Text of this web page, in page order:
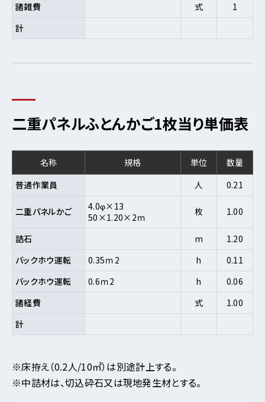
諸雑費
式
1
計
二重パネルふとんかご1枚当り単価表
名称 規格 単位
数量
普通作業員
人 0.21
二重パネルかご
4.0φ×13
50×1.20×2ｍ
枚 1.00
詰石 m
1.20
バックホウ運転
0.35ｍ2 h
0.11
バックホウ運転
0.6ｍ2 h
0.06
諸経費
式
1.00
計
※床拵え（0.2人/10㎡）は別途計上する。
※中詰材は、切込砕石又は現地発生材とする。